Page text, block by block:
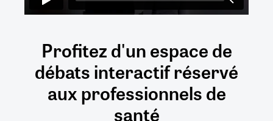
Profitez d'un espace de
débatsinteractifréservé
auxprofessionnels de
santé